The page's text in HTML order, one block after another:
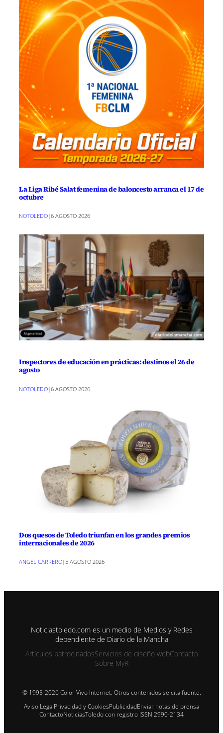
La Liga Ribé Salat femenina de baloncesto arranca el 17 de
octubre
NOTOLEDO|6 AGOSTO 2026
Inspectores de educación en prácticas: destinos el 26 de
agosto
NOTOLEDO|6 AGOSTO 2026
Dos quesos de Toledo triunfan en los grandes premios
internacionales de 2026
ANGEL CARRERO|5 AGOSTO 2026
Noticiastoledo.com es un medio de Medios y Redes
dependiente de Diario de la Mancha
Artículos patrocinadosServicios de diseño webContacto
Sobre MyR
© 1995-2026 Color Vivo Internet. Otros contenidos se cita fuente.
Aviso LegalPrivacidad y CookiesPublicidadEnviar notas de prensa
ContactoNoticiasToledo con registro ISSN 2990-2134